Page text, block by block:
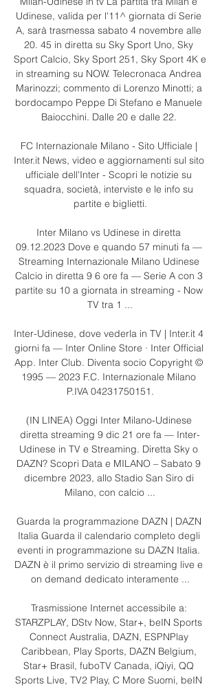
Udinese, valida per l'11^ giornata di Serie
A, sarà trasmessa sabato 4 novembre alle
20. 45 in diretta su Sky Sport Uno, Sky
Sport Calcio, Sky Sport 251, Sky Sport 4K e
in streaming su NOW. Telecronaca Andrea
Marinozzi; commento di Lorenzo Minotti; a
bordocampo Peppe Di Stefano e Manuele
Baiocchini. Dalle 20 e dalle 22.
FC Internazionale Milano - Sito Ufficiale |
Inter.it News, video e aggiornamenti sul sito
ufficiale dell'Inter - Scopri le notizie su
squadra, società, interviste e le info su
partite e biglietti.
Inter Milano vs Udinese in diretta
09.12.2023 Dove e quando 57 minuti fa —
Streaming Internazionale Milano Udinese
Calcio in diretta 9 6 ore fa — Serie A con 3
partite su 10 a giornata in streaming - Now
TV tra 1 ...
Inter-Udinese, dove vederla in TV | Inter.it 4
giorni fa — Inter Online Store · Inter Official
App. Inter Club. Diventa socio Copyright ©
1995 — 2023 F.C. Internazionale Milano
P.IVA 04231750151.
(IN LINEA) Oggi Inter Milano-Udinese
diretta streaming 9 dic 21 ore fa — Inter-
Udinese in TV e Streaming. Diretta Sky o
DAZN? Scopri Data e MILANO – Sabato 9
dicembre 2023, allo Stadio San Siro di
Milano, con calcio ...
Guarda la programmazione DAZN | DAZN
Italia Guarda il calendario completo degli
eventi in programmazione su DAZN Italia.
DAZN è il primo servizio di streaming live e
on demand dedicato interamente ...
Trasmissione Internet accessibile a:
STARZPLAY, DStv Now, Star+, beIN Sports
Connect Australia, DAZN, ESPNPlay
Caribbean, Play Sports, DAZN Belgium,
Star+ Brasil, fuboTV Canada, iQiyi, QQ
Sports Live, TV2 Play, C More Suomi, beIN